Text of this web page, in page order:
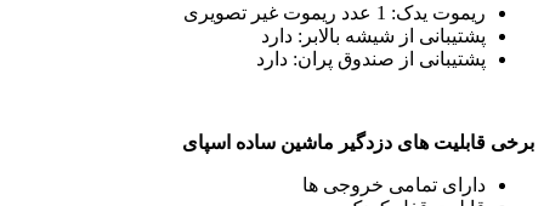
ریموت یدک: 1 عدد ریموت غیر تصویری
پشتیبانی از شیشه بالابر: دارد
پشتیبانی از صندوق پران: دارد
برخی قابلیت های دزدگیر ماشین ساده اسپای
دارای تمامی خروجی ها